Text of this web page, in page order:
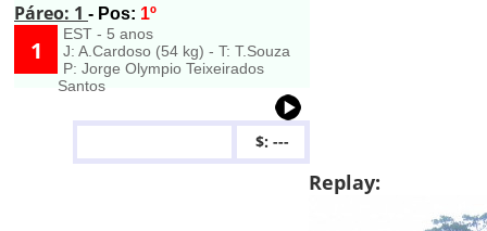
Páreo: 1 - Pos: 1º
1
EST - 5 anos
J: A.Cardoso (54 kg) - T: T.Souza
P: Jorge Olympio Teixeirados
Santos
$: ---
Replay: